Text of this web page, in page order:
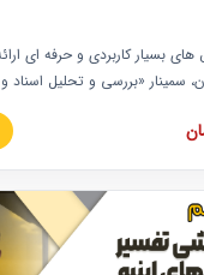
بسیار کاربردی و حرفه‏ ای
سمینار «بررسی و تحلیل اسناد
صنعتی شریف ارائه شد.
به اسناد و مدارک پیمان،
تجربیات عملی در این خصوص